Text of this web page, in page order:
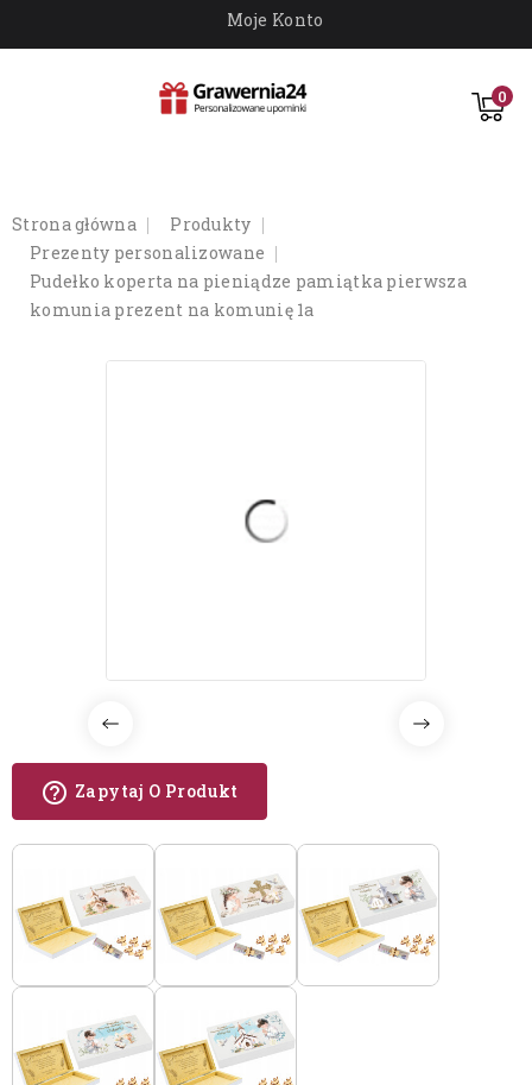
Moje Konto
0
strona główna
produkty
prezenty personalizowane
pudełko koperta na pieniądze pamiątka pierwsza
komunia prezent na komunię 1a
help_outline Zapytaj O Produkt